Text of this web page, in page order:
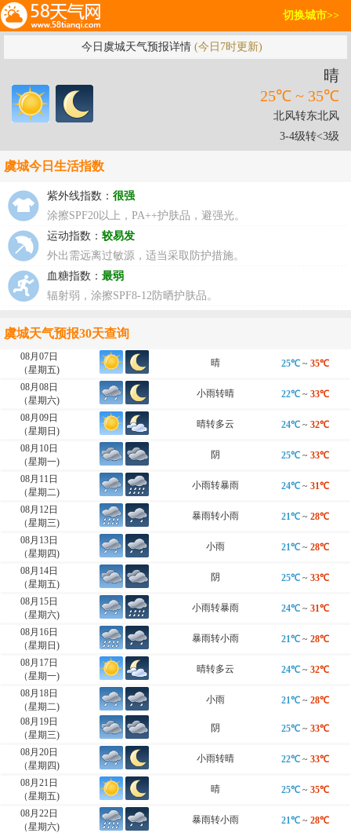
切换城市>>
今日虞城天气预报详情(今日7时更新)
晴
25℃ ~ 35℃
北风转东北风
3-4级转<3级
虞城今日生活指数
紫外线指数： 很强
涂擦SPF20以上，PA++护肤品，避强光。
运动指数： 较易发
外出需远离过敏源，适当采取防护措施。
血糖指数： 最弱
辐射弱，涂擦SPF8-12防晒护肤品。
虞城天气预报30天查询
08月07日
（星期五)
晴 25℃ ~ 35℃
08月08日
（星期六)
小雨转晴 22℃ ~ 33℃
08月09日
（星期日)
晴转多云 24℃ ~ 32℃
08月10日
（星期一)
阴 25℃ ~ 33℃
08月11日
（星期二)
小雨转暴雨 24℃ ~ 31℃
08月12日
（星期三)
暴雨转小雨 21℃ ~ 28℃
08月13日
（星期四)
小雨 21℃ ~ 28℃
08月14日
（星期五)
阴 25℃ ~ 33℃
08月15日
（星期六)
小雨转暴雨 24℃ ~ 31℃
08月16日
（星期日)
暴雨转小雨 21℃ ~ 28℃
08月17日
（星期一)
晴转多云 24℃ ~ 32℃
08月18日
（星期二)
小雨 21℃ ~ 28℃
08月19日
（星期三)
阴 25℃ ~ 33℃
08月20日
（星期四)
小雨转晴 22℃ ~ 33℃
08月21日
（星期五)
晴 25℃ ~ 35℃
08月22日
（星期六)
暴雨转小雨 21℃ ~ 28℃